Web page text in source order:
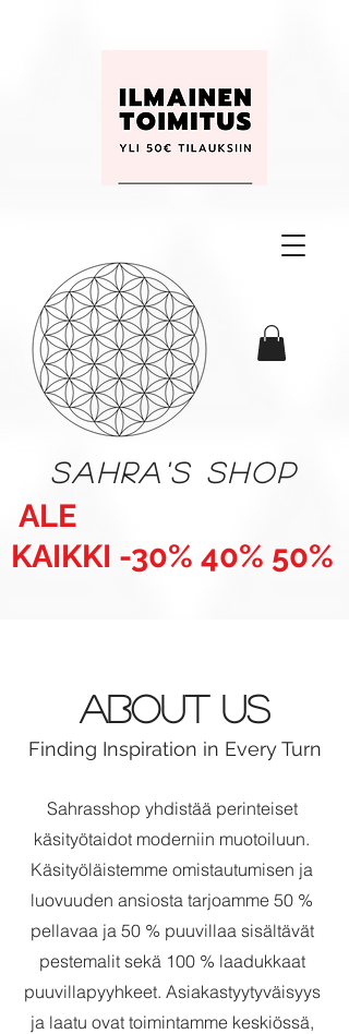
Sahra's shop
ALE
KAIKKI -30% 40% 50%
About Us
Finding Inspiration in Every Turn
Sahrasshop yhdistää perinteiset
käsityötaidot moderniin muotoiluun.
Käsityöläistemme omistautumisen ja
luovuuden ansiosta tarjoamme 50 %
pellavaa ja 50 % puuvillaa sisältävät
pestemalit sekä 100 % laadukkaat
puuvillapyyhkeet. Asiakastyytyväisyys
ja laatu ovat toimintamme keskiössä,